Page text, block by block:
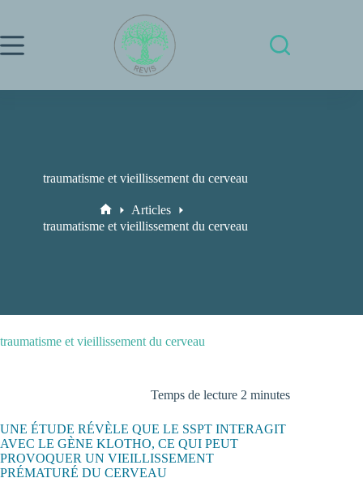
contenu
traumatisme et vieillissement du cerveau
Accueil
Articles
traumatisme et vieillissement du cerveau
traumatisme et vieillissement du cerveau
Temps de lecture 2 minutes
UNE ÉTUDE RÉVÈLE QUE LE SSPT INTERAGIT
AVEC LE GÈNE KLOTHO, CE QUI PEUT
PROVOQUER UN VIEILLISSEMENT
PRÉMATURÉ DU CERVEAU